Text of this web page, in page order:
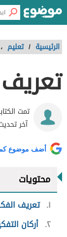
الرئيسية / تعليم ،
تمت
آخر
أضف موضوع
محتويات
١ تعريف
٢ أركان